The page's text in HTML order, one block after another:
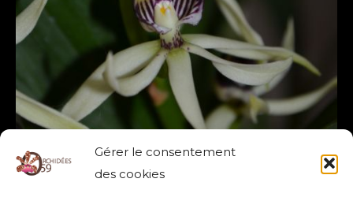
Gérer le consentement
des cookies